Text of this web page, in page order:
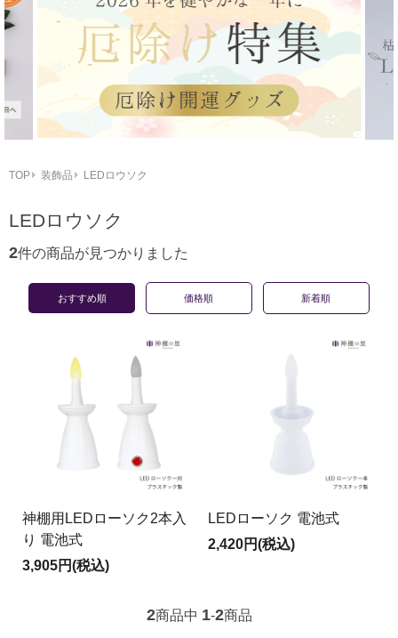
TOP 装飾品 LEDロウソク
LEDロウソク
2件の商品が見つかりました
おすすめ順 価格順 新着順
神棚用LEDローソク2本入
り 電池式
3,905円(税込)
LEDローソク 電池式
2,420円(税込)
2商品中 1-2商品